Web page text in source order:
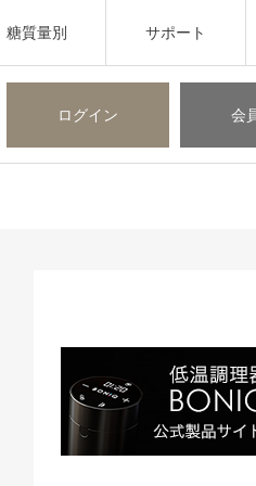
ログイン 会
糖質量別 サポート